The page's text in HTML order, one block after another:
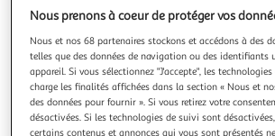
Nous prenons à coeur de protéger vos
Nous et nos 68 partenaires stockons et accédons à des
telles que des données de navigation ou des identifiants
appareil. Si vous sélectionnez "J'accepte", les
charge les finalités affichées dans la section « Nous et
des données pour fournir ». Si vous retirez votre
désactivées. Si les technologies de suivi sont
certains contenus et annonces qui vous sont présentés